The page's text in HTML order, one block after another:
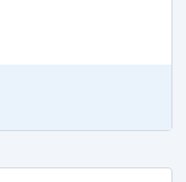
кошелек...